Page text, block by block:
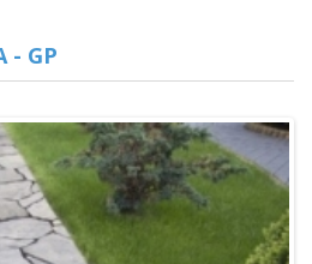
- GP